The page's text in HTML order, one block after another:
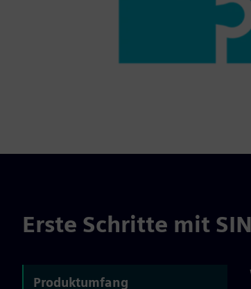
Erste Schritte mit
Produktumfang